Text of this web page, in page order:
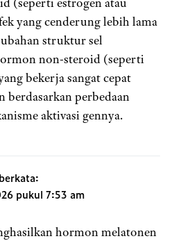
yang cenderung lebih lama
struktur sel
non-steroid (seperti
bekerja sangat cepat
berdasarkan perbedaan
aktivasi gennya.
berkata:
pukul 7:53 am
hormon melatonen